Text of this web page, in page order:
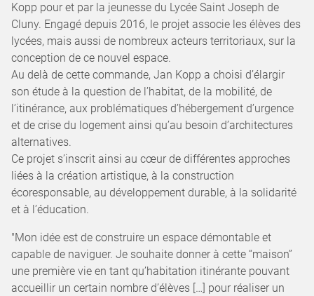
Kopp pour et par la jeunesse du Lycée Saint Joseph de
Cluny. Engagé depuis 2016, le projet associe les élèves des
lycées, mais aussi de nombreux acteurs territoriaux, sur la
conception de ce nouvel espace.
Au delà de cette commande, Jan Kopp a choisi d’élargir
son étude à la question de l’habitat, de la mobilité, de
l’itinérance, aux problématiques d’hébergement d’urgence
et de crise du logement ainsi qu’au besoin d’architectures
alternatives.
Ce projet s’inscrit ainsi au cœur de différentes approches
liées à la création artistique, à la construction
écoresponsable, au développement durable, à la solidarité
et à l’éducation.
"Mon idée est de construire un espace démontable et
capable de naviguer. Je souhaite donner à cette “maison”
une première vie en tant qu’habitation itinérante pouvant
accueillir un certain nombre d’élèves […] pour réaliser un